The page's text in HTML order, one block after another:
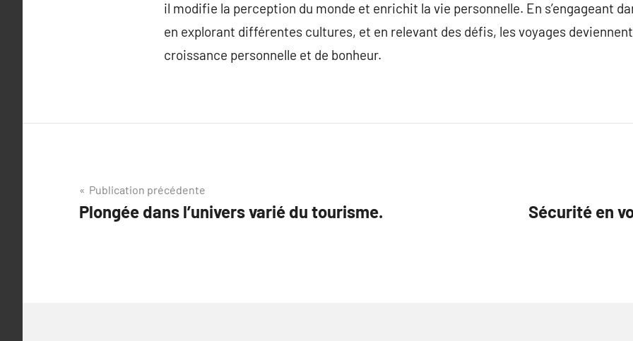
il modifie la perception du monde et enrichit la vie personnelle. En s’engageant
en explorant différentes cultures, et en relevant des défis, les voyages
croissance personnelle et de bonheur.
Navigation
de
Publication précédente
Plongée dans l’univers varié du tourisme.
Sécurité en